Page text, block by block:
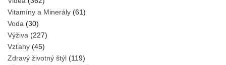
Vitamíny a Minerály (61)
Voda (30)
Výživa (227)
Vzťahy (45)
Zdravý životný štýl (119)